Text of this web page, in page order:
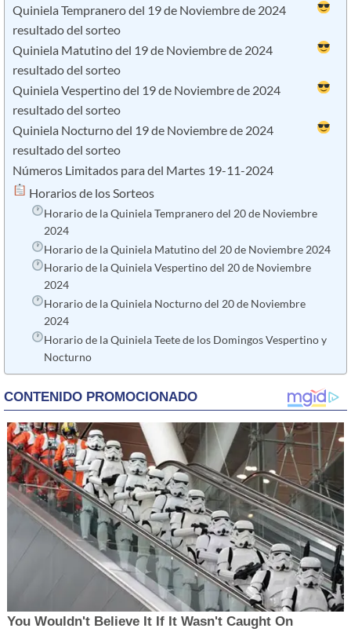
Quiniela Tempranero del 19 de Noviembre de 2024
resultado del sorteo
Quiniela Matutino del 19 de Noviembre de 2024
resultado del sorteo
Quiniela Vespertino del 19 de Noviembre de 2024
resultado del sorteo
Quiniela Nocturno del 19 de Noviembre de 2024
resultado del sorteo
Números Limitados para del Martes 19-11-2024
​ Horarios de los Sorteos
Horario de la Quiniela Tempranero del 20 de Noviembre
2024
Horario de la Quiniela Matutino del 20 de Noviembre 2024
Horario de la Quiniela Vespertino del 20 de Noviembre
2024
Horario de la Quiniela Nocturno del 20 de Noviembre
2024
Horario de la Quiniela Teete de los Domingos Vespertino y
Nocturno